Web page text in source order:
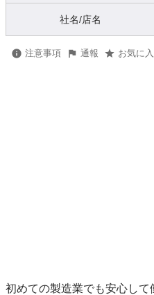
社名/店名
注意事項 通報 お気に
初めての製造業でも安心して